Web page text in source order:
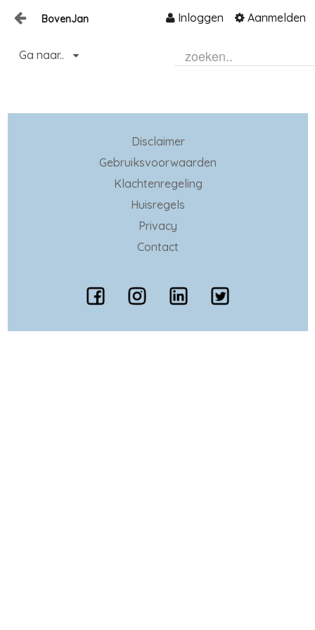
Inloggen Aanmelden
BovenJan
Home
Ga naar..
Disclaimer
Gebruiksvoorwaarden
Klachtenregeling
Huisregels
Privacy
Contact